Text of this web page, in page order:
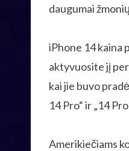
daugumai
iPhone 14 kaina
aktyvuosite jį per
kai jie buvo
14 Pro“ ir „14
Amerikiečiams